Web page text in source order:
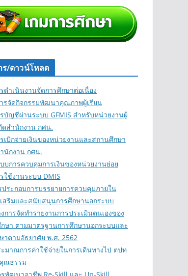
บบการควบคุมการเงินของหน่วยงานย่อย
ใช้งานระบบ DMIS
ประกอบการบรรยายการควบคุมภายใน
เสริมและสนับสนุนการศึกษานอกระบบ
ษา ตามมาตรฐานการศึกษานอกระบบและ
าตามอัธยาศัย พ.ศ. 2562
มาณการค่าใช้จ่ายในการเดินทางไป ตปท
ณธรรม
พัฒนาอาชีพ Re-Skill และ Up-Skill
าน กศน.ตำบล 2565
อประเมินระดับการรู้หนังสือของนักศึกษา
สมบท
กขอไปราชการ-ของ-ผอ.สถานศึกษา
ไปราชการ
ทึกขอ-รถยนต์ส่วนตัว
ขอมีบัตรประจำตัว-ตาม-พรบ.-พ.ศ.-2542
บขอมีบัตรประจำตัว-ตาม-พรบ.-พ.ศ.-2542-
บขออนุญาตไปต่างประเทศ
บใบลาป่วย-ลาคลอดบุตร-ลากิจส่วนตัว